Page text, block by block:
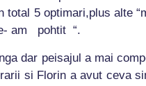
total 5 optimari,plus alte
am pohtit “.
dar peisajul a mai
si Florin a avut ceva